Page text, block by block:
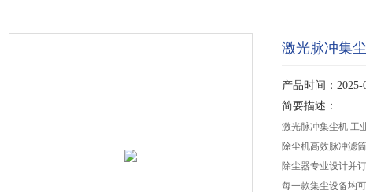
激光脉冲集
产品时间：2025-
简要描述：
激光脉冲集尘机 工
除尘机高效脉冲滤
除尘器专业设计并
每一款集尘设备均